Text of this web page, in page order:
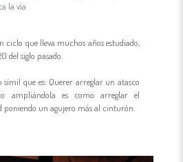
la vía
ciclo que lleva muchos años estudiado,
del siglo pasado.
símil que es: Querer arreglar un atasco
ampliándola es como arreglar el
poniendo un agujero más al cinturón.